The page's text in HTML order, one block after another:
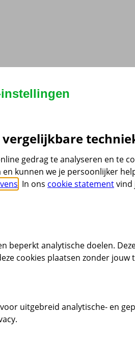
gedrag te analyseren en te
kunnen we je persoonlijker
. In ons cookie statementvind
beperkt analytische doelen.
cookies plaatsen zonder jouw
uitgebreid analytische- en